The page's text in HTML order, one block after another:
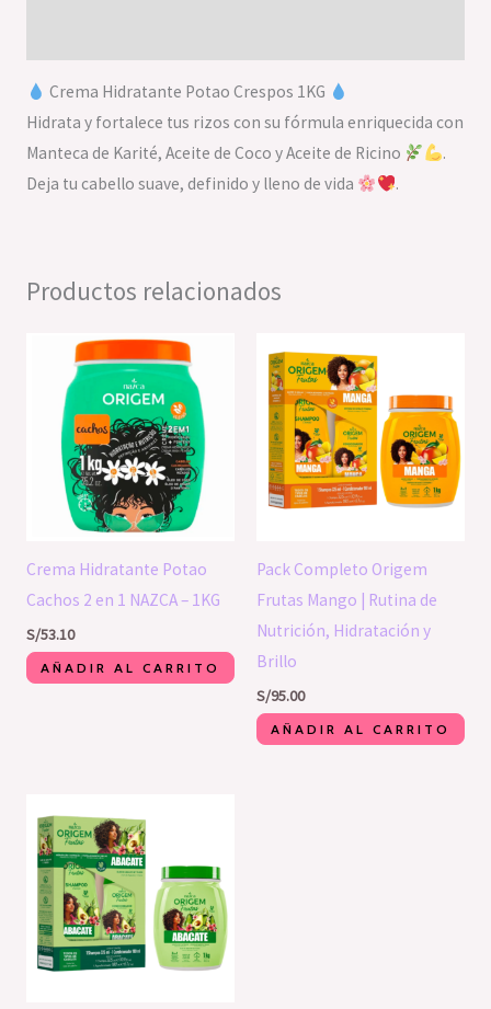
Crema Hidratante Potao Crespos 1KG
Hidrata y fortalece tus rizos con su fórmula enriquecida con
Manteca de Karité, Aceite de Coco y Aceite de Ricino
.
Deja tu cabello suave, definido y lleno de vida
.
Productos relacionados
Crema Hidratante Potao
Cachos 2 en 1 NAZCA – 1KG
S/53.10
AÑADIR AL CARRITO
Pack Completo Origem
Frutas Mango | Rutina de
Nutrición, Hidratación y
Brillo
S/95.00
AÑADIR AL CARRITO